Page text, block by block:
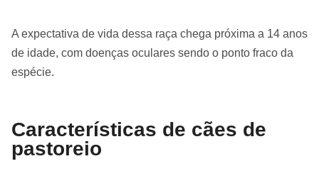
A expectativa de vida dessa raça chega próxima a 14 anos
de idade, com doenças oculares sendo o ponto fraco da
espécie.
Características de cães de
pastoreio